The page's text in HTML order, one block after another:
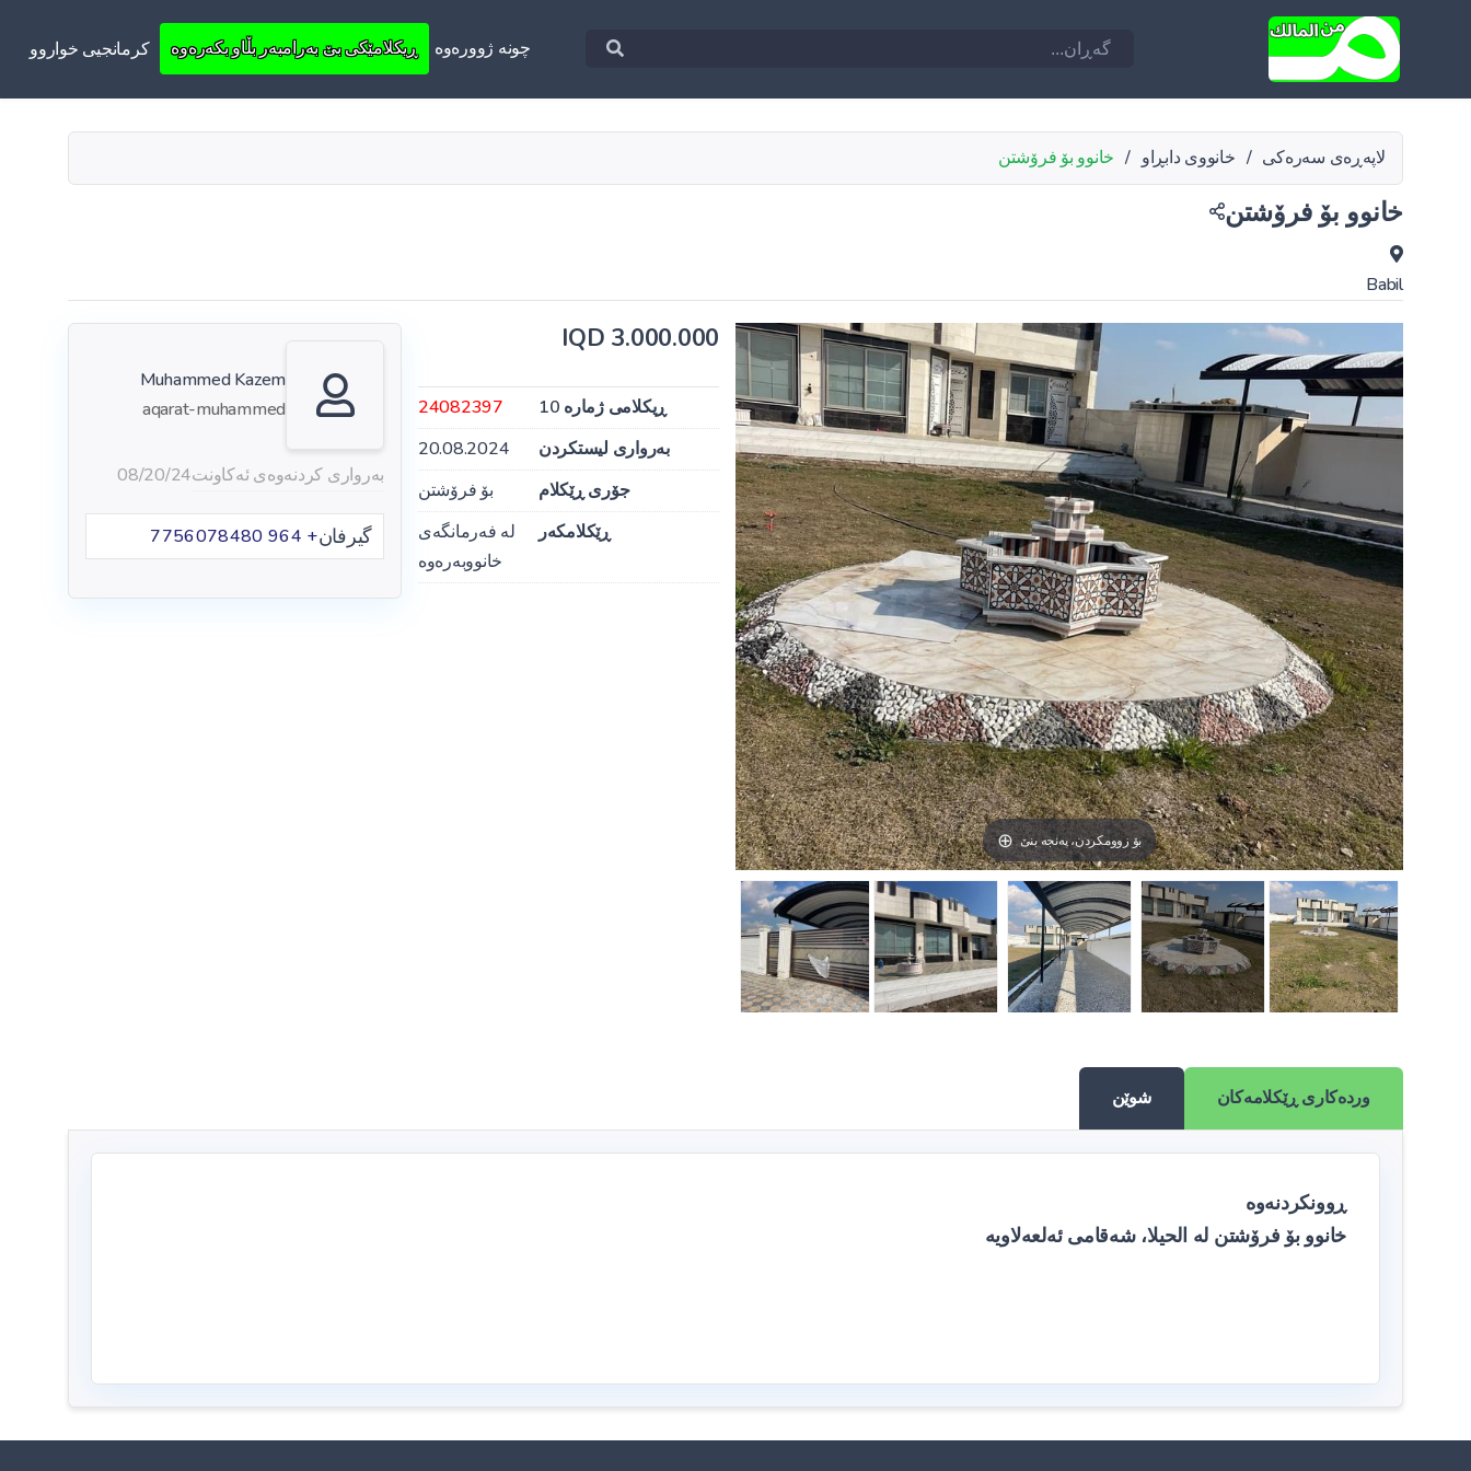
چونه‌ ژووره‌وه‌ ڕیکلامێکی بێ بەرامبەر بڵاو بکەرەوە کرمانجیی خواروو
لاپەڕەی سەرەکی / خانووی دابڕاو / خانوو بۆ فرۆشتن
خانوو بۆ فرۆشتن
Babil
بۆ زوومکردن، پەنجە بنێ
3.000.000 IQD
ڕیکلامی ژمارە 10
24082397
بەرواری لیستکردن
20.08.2024
جۆری ڕێکلام
بۆ فرۆشتن
ڕێکلامکەر
لە فەرمانگەی
خانووبەرەوە
Muhammed Kazem
aqarat-muhammed
بەرواری کردنەوەی ئەکاونت08/20/24
گیرفان+ 964 7756078480
وردەکاری ڕێکلامەکان شوێن
ڕوونکردنەوە
خانوو بۆ فرۆشتن لە الحیلا، شەقامی ئەلعەلاویە